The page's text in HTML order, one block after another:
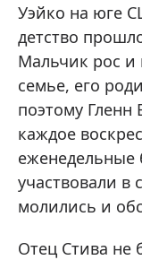
Уэйко на юге
детство
Мальчик рос и
семье, его
поэтому
каждое
еженедельные
участвовали в
молились и
Отец Стива не